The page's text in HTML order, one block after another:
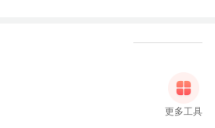
更多工具